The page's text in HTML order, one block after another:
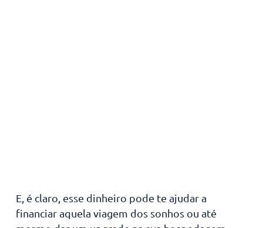
E, é claro, esse dinheiro pode te ajudar a
financiar aquela viagem dos sonhos ou até